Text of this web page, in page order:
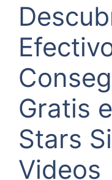
Gratis
Stars
Videos